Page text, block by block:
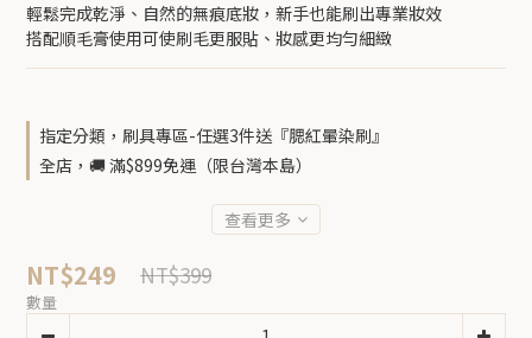
輕鬆完成乾淨、自然的無痕底妝，新手也能刷出專業妝效
搭配順毛膏使用可使刷毛更服貼、妝感更均勻細緻
指定分類，刷具專區-任選3件送『腮紅暈染刷』
全店，🚚 滿$899免運（限台灣本島）
查看更多
NT$249 NT$399
數量